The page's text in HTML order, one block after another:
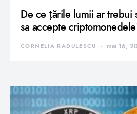
De ce țările lumii ar trebui
sa accepte
CORNELIA RADULESCU mai 16,